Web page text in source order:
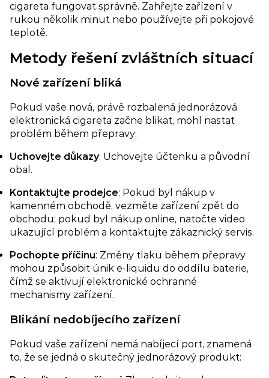
cigareta fungovat správně. Zahřejte zařízení v
rukou několik minut nebo používejte při pokojové
teplotě.
Metody řešení zvláštních situací​
Nové zařízení bliká​
Pokud vaše nová, právě rozbalená jednorázová
elektronická cigareta začne blikat, mohl nastat
problém během přepravy:
Uchovejte důkazy: Uchovejte účtenku a původní
obal.
Kontaktujte prodejce: Pokud byl nákup v
kamenném obchodě, vezměte zařízení zpět do
obchodu; pokud byl nákup online, natočte video
ukazující problém a kontaktujte zákaznický servis.
Pochopte příčinu: Změny tlaku během přepravy
mohou způsobit únik e-liquidu do oddílu baterie,
čímž se aktivují elektronické ochranné
mechanismy zařízení.
Blikání nedobíjecího zařízení​
Pokud vaše zařízení nemá nabíjecí port, znamená
to, že se jedná o skutečný jednorázový produkt: